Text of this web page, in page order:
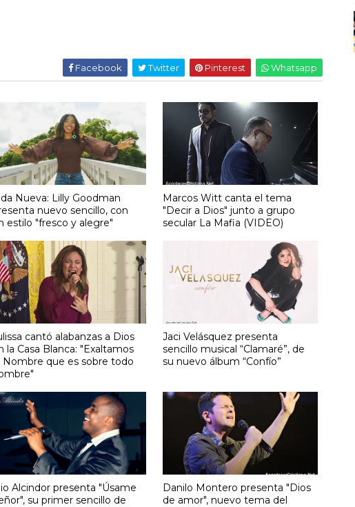
Facebook Twitter Pinterest Whatsapp
Nueva: Lilly Goodman
nuevo sencillo, con
estilo "fresco y alegre"
Marcos Witt canta el tema
"Decir a Dios" junto a grupo
secular La Mafia (VIDEO)
cantó alabanzas a Dios
la Casa Blanca: "Exaltamos
Nombre que es sobre todo
Jaci Velásquez presenta
sencillo musical “Clamaré”, de
su nuevo álbum “Confío”
Alcindor presenta "Úsame
su primer sencillo de
Danilo Montero presenta "Dios
de amor", nuevo tema del